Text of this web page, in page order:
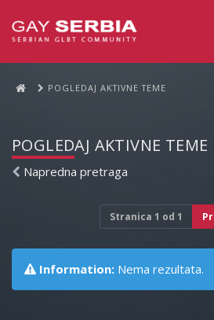
POGLEDAJ AKTIVNE TEME
POGLEDAJ AKTIVNE TEME
Napredna pretraga
Stranica 1 od 1
Information: Nema rezultata.